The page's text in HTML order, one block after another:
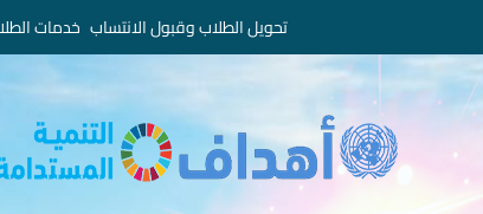
تحويل الطلاب وقبول الانتساب خدمات